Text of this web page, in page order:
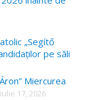
„Segítő
pe săli
Miercurea
iulie 17, 2026